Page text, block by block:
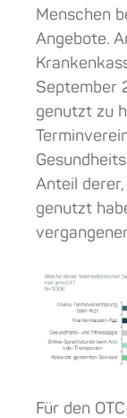
Menschen
Angebote.
September
genutzt zu
Anteil
genutzt
Für den